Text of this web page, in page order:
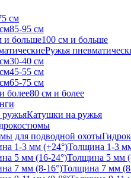
см
85-95 см
100 см и больше
Ружья
30-40 см
45-55 см
65-75 см
80 см и более
Катушки на ружья
Толщина 1-3
Толщина 5 мм
Толщина 7 мм